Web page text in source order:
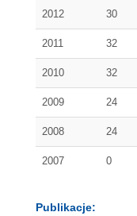
2012 30
2011 32
2010 32
2009 24
2008 24
2007 0
Publikacje: